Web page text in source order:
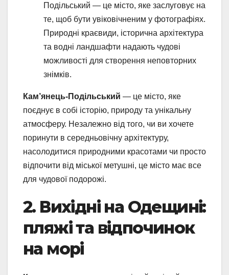
Подільський — це місто, яке заслуговує на
те, щоб бути увіковічненим у фотографіях.
Природні краєвиди, історична архітектура
та водні ландшафти надають чудові
можливості для створення неповторних
знімків.
Кам’янець-Подільський — це місто, яке
поєднує в собі історію, природу та унікальну
атмосферу. Незалежно від того, чи ви хочете
поринути в середньовічну архітектуру,
насолодитися природними красотами чи просто
відпочити від міської метушні, це місто має все
для чудової подорожі.
2. Вихідні на Одещині:
пляжі та відпочинок
на морі